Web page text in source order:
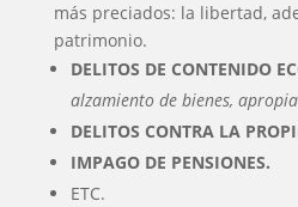
más preciados: la libertad,
patrimonio.
DELITOS DE CONTENIDO
alzamiento de bienes,
DELITOS CONTRA LA
IMPAGO DE PENSIONES.
ETC.